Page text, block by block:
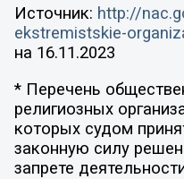
Источник: http://
ekstremistskie-
на 16.11.2023
* Перечень
религиозных
которых судом
законную силу
запрете